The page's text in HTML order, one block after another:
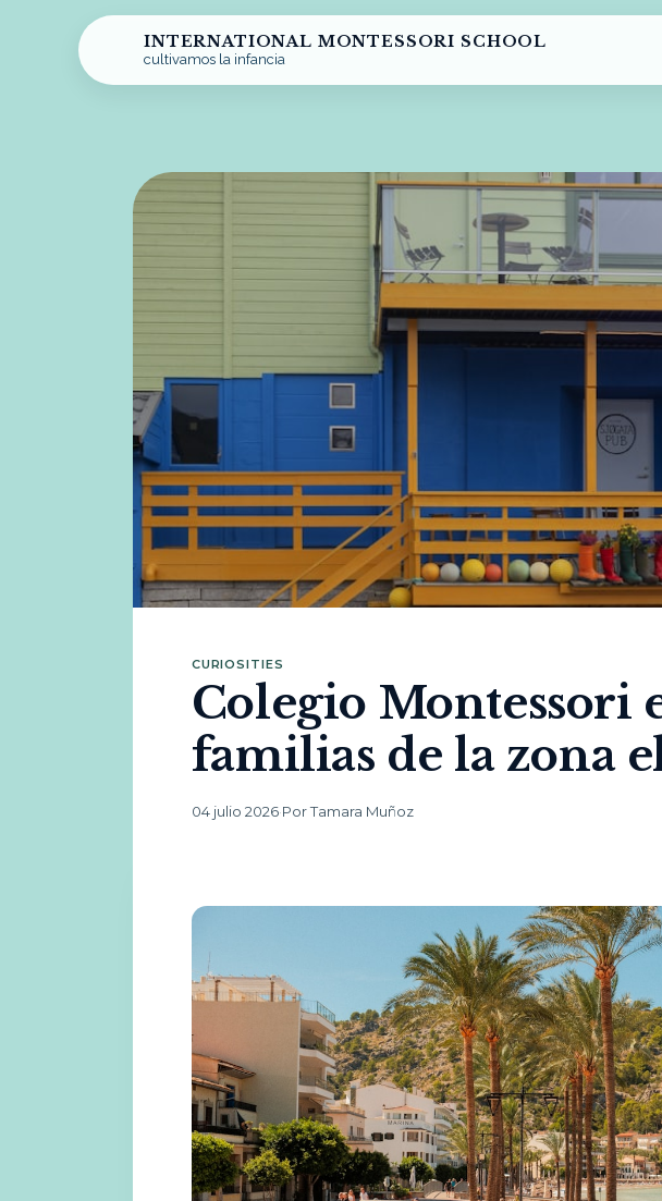
INTERNATIONAL MONTESSORI SCHOOL
cultivamos la infancia
CURIOSITIES
Colegio Montessori
familias de la zona
04 julio 2026·Por Tamara Muñoz